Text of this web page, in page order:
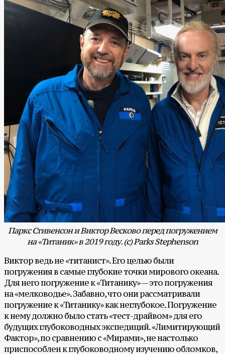
Паркс Стивенсон и Виктор Весково перед погружением
на «Титаник» в 2019 году. (с)Parks Stephenson
Виктор ведь не «титанист». Его целью были
погружения в самые глубокие точки мирового океана.
Для него погружение к «Титанику» — это погружения
на «мелководье». Забавно, что они рассматривали
погружение к «Титанику» как неглубокое. Погружение
к нему должно было стать «тест-драйвом» для его
будущих глубоководных экспедиций. «Лимитирующий
Фактор», по сравнению с «Мирами», не настолько
приспособлен к глубоководному изучению обломков,